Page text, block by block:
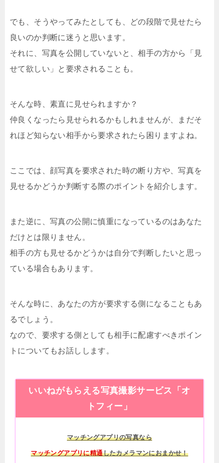
でも、そうやってみたとしても、どの段階で見せたら
良いのか判断に迷うと思います。
それに、写真を公開していないと、相手の方から「見
せて欲しい」と要求されることも。
そんな時、素直に見せられますか？
仲良くなったら見せられるかもしれませんが、まだそ
れほど知らない相手から要求されたら困りますよね。
ここでは、顔写真を要求された時の断り方や、写真を
見せるかどうか判断する際のポイントを紹介します。
また逆に、写真の公開に慎重になっているのはあなた
だけとは限りません。
相手の方も見せるかどうかは自分で判断したいと思っ
ている場合もあります。
そんな時に、あなたの方が要求する側になることもあ
るでしょう。
なので、要求する側としても相手に配慮すべきポイン
トについてもお話しします。
いいねがもらえる写真撮影サービス「オ
トフィー」
マッチングアプリの写真なら
マッチングアプリに精通したカメラマンにおまかせ！